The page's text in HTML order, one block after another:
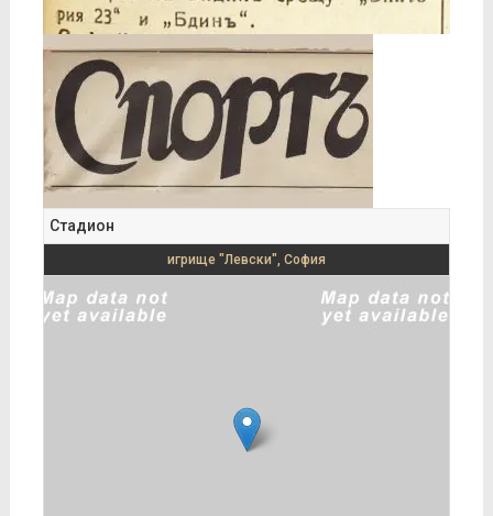
Стадион
игрище "Левски", София